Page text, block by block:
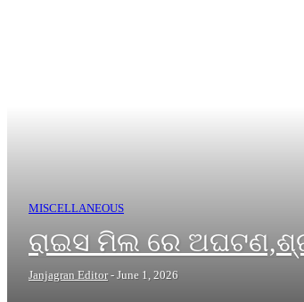
MISCELLANEOUS
ରାଇସ ମିଲ ରେ
Janjagran Editor - June 1, 2026